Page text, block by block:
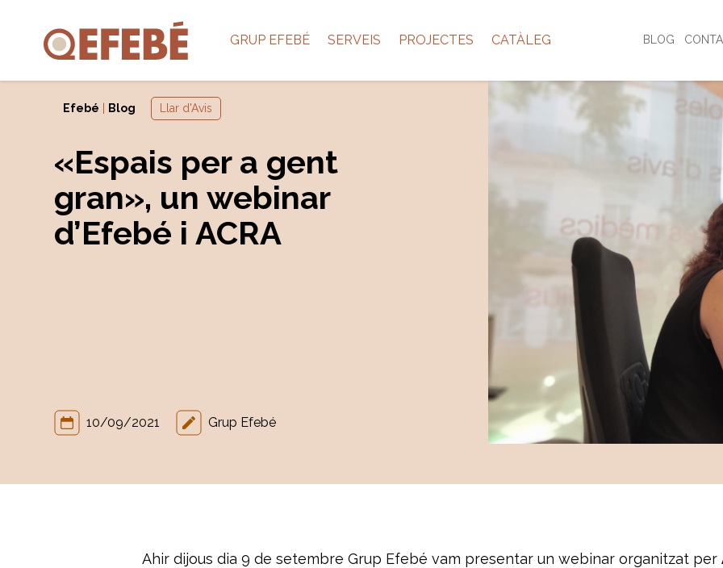
GRUP EFEBÉ SERVEIS PROJECTES CATÀLEG BLOG
Efebé Blog Llar d'Avis
«Espais per a gent
gran», un webinar
d’Efebé i ACRA
10/09/2021 Grup Efebé
Ahir dijous dia 9 de setembre Grup Efebé vam presentar un webinar organitzat per